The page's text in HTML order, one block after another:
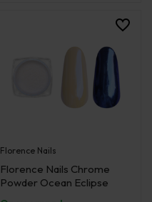
Florence Nails
Florence Nails Chrome
Powder Ocean Eclipse